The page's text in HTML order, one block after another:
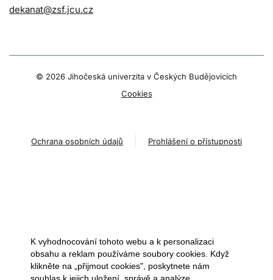
dekanat@zsf.jcu.cz
© 2026 Jihočeská univerzita v Českých Budějovicích
Cookies
Ochrana osobních údajů Prohlášení o přístupnosti
K vyhodnocování tohoto webu a k personalizaci
obsahu a reklam používáme soubory cookies. Když
klikněte na „přijmout cookies", poskytnete nám